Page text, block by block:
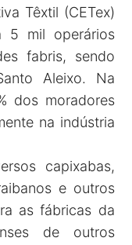
Têxtil (CETex)
5 mil operários
fabris, sendo
Aleixo. Na
dos moradores
na indústria
capixabas,
e outros
as fábricas da
de outros